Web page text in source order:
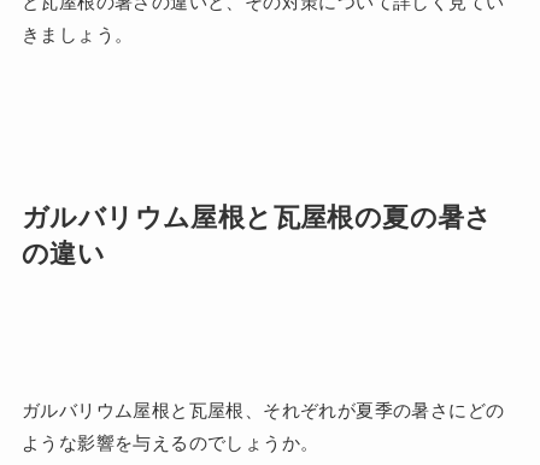
きましょう。
ガルバリウム屋根と瓦屋根の夏の暑さ
の違い
ガルバリウム屋根と瓦屋根、それぞれが夏季の暑さにどの
ような影響を与えるのでしょうか。